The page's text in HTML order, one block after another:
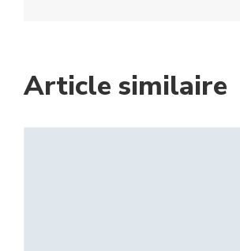
Article similaire